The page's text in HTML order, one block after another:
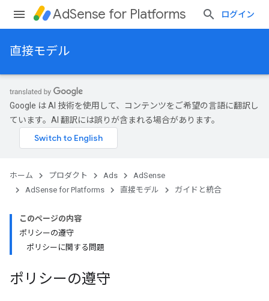
AdSense for Platforms ログイン
直接モデル
Google は AI 技術を使用して、コンテンツをご希望の言語に翻訳し
ています。AI 翻訳には誤りが含まれる場合があります。
ホーム プロダクト Ads
AdSense
AdSense for Platforms
直接モデル ガイドと統合
このページの内容
ポリシーの遵守
ポリシーに関する問題
ポリシーの遵守